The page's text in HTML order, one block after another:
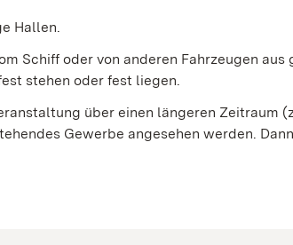
Hallen.
Schiff oder von anderen Fahrzeugen
stehen oder fest liegen.
über einen längeren Zeitraum
Gewerbe angesehen werden.